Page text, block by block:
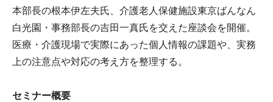
本部長の根本伊左夫氏、介護老人保健施設東京ばんなん
白光園・事務部長の吉田一真氏を交えた座談会を開催。
医療・介護現場で実際にあった個人情報の課題や、実務
上の注意点や対応の考え方を整理する。
セミナー概要